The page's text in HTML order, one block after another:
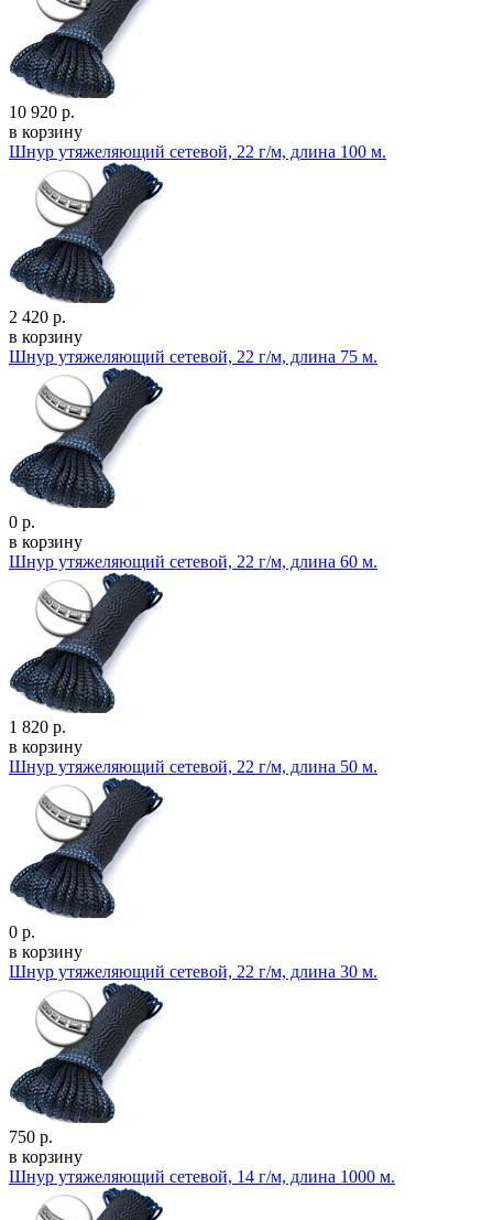
10 920 р.
в корзину
Шнур утяжеляющий сетевой, 22 г/м, длина 100 м.
2 420 р.
в корзину
Шнур утяжеляющий сетевой, 22 г/м, длина 75 м.
0 р.
в корзину
Шнур утяжеляющий сетевой, 22 г/м, длина 60 м.
1 820 р.
в корзину
Шнур утяжеляющий сетевой, 22 г/м, длина 50 м.
0 р.
в корзину
Шнур утяжеляющий сетевой, 22 г/м, длина 30 м.
750 р.
в корзину
Шнур утяжеляющий сетевой, 14 г/м, длина 1000 м.